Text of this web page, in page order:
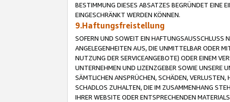
BESTIMMUNG DIESES ABSATZES BEGRÜNDET EINE
EINGESCHRÄNKT WERDEN KÖNNEN.
9.Haftungsfreistellung
SOFERN UND SOWEIT EIN HAFTUNGSAUSSCHLUSS
ANGELEGENHEITEN AUS, DIE UNMITTELBAR ODER
NUTZUNG DER SERVICEANGEBOTE) ODER EINEM
UNTERNEHMEN UND LIZENZGEBER SOWIE UNSERE
SÄMTLICHEN ANSPRÜCHEN, SCHÄDEN,
SCHADLOS ZUHALTEN, DIE IM ZUSAMMENHANG
IHRER WEBSITE ODER ENTSPRECHENDEN